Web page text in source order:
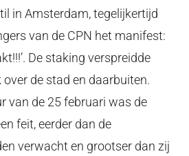
in Amsterdam, tegelijkertijd
van de CPN het manifest:
De staking verspreidde
over de stad en daarbuiten.
van de 25 februari was de
feit, eerder dan de
verwacht en grootser dan zij